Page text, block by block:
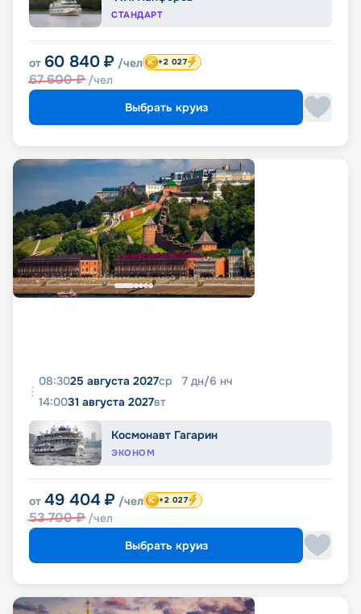
СТАНДАРТ
от 60 840 ₽ /чел
67 600₽ /чел
+2 027
Выбрать круиз
08:3025 августа 2027ср 7 дн/6 нч
14:0031 августа 2027вт
Космонавт Гагарин
ЭКОНОМ
от 49 404 ₽ /чел
53 700₽ /чел
+2 027
Выбрать круиз